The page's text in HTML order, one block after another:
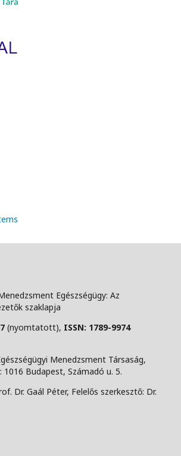
Egészségügy: Az
szaklapja
(nyomtatott), ISSN: 1789-9974
Menedzsment Társaság,
1016 Budapest, Számadó u. 5.
Dr. Gaál Péter, Felelős szerkesztő: Dr.